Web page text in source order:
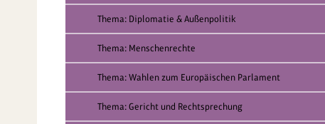
Thema: Diplomatie & Außenpolitik
Thema: Menschenrechte
Thema: Wahlen zum Europäischen Parlament
Thema: Gericht und Rechtsprechung